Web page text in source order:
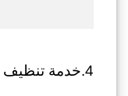
4.خدمة تنظيف المفروشات